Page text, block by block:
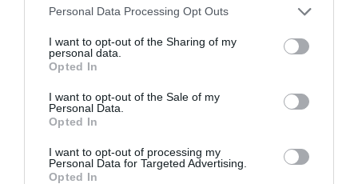
Please note that this website/app uses one or more Google
not limited to your visit or usage behaviour. You may click to
grant or deny consent to Google and its third-party tags to
use your data for below specified purposes in below Google
consent section.
Personal Data Processing Opt Outs
I want to opt-out of the Sharing of my
personal data.
Opted In
I want to opt-out of the Sale of my
Personal Data.
Opted In
I want to opt-out of processing my
Personal Data for Targeted Advertising.
Opted In